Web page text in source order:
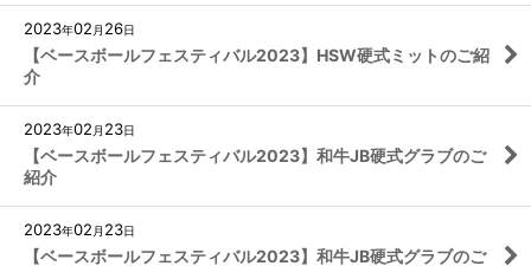
2023年02 月 26日
【ベースボールフェスティバル2023】HSW硬式ミットのご紹
介
2023年02 月 23日
【ベースボールフェスティバル2023】和牛JB硬式グラブのご
紹介
2023年02 月 23日
【ベースボールフェスティバル2023】和牛JB硬式グラブのご